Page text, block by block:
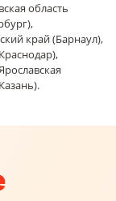
область
край (Барнаул),